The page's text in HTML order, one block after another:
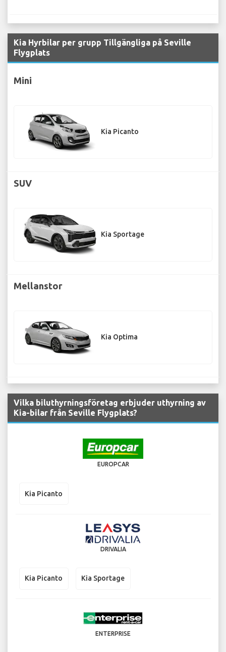
Kia Hyrbilar per grupp Tillgängliga på Seville
Flygplats
Mini
Kia Picanto
SUV
Kia Sportage
Mellanstor
Kia Optima
Vilka biluthyrningsföretag erbjuder uthyrning av
Kia-bilar från Seville Flygplats?
EUROPCAR
Kia Picanto
DRIVALIA
Kia Picanto Kia Sportage
ENTERPRISE